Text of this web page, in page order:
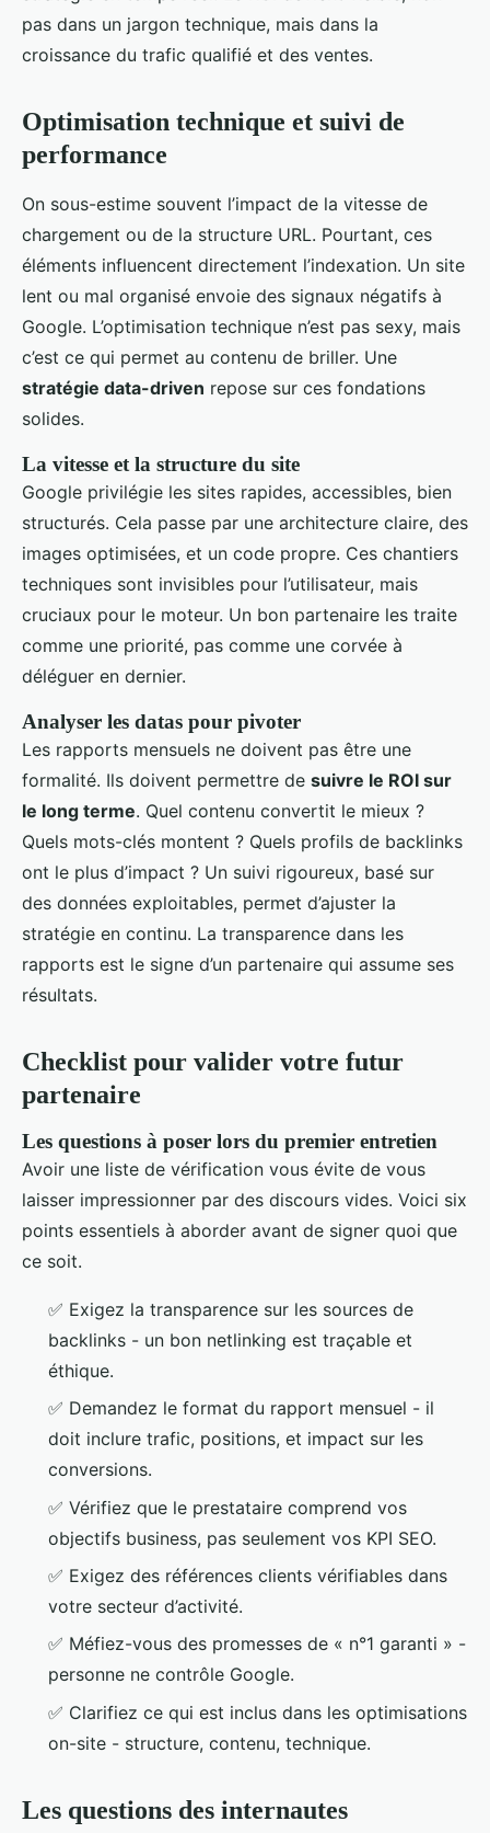
pas dans un jargon technique, mais dans la
croissance du trafic qualifié et des ventes.
Optimisation technique et suivi de
performance
On sous-estime souvent l’impact de la vitesse de
chargement ou de la structure URL. Pourtant, ces
éléments influencent directement l’indexation. Un site
lent ou mal organisé envoie des signaux négatifs à
Google. L’optimisation technique n’est pas sexy, mais
c’est ce qui permet au contenu de briller. Une
stratégie data-driven repose sur ces fondations
solides.
La vitesse et la structure du site
Google privilégie les sites rapides, accessibles, bien
structurés. Cela passe par une architecture claire, des
images optimisées, et un code propre. Ces chantiers
techniques sont invisibles pour l’utilisateur, mais
cruciaux pour le moteur. Un bon partenaire les traite
comme une priorité, pas comme une corvée à
déléguer en dernier.
Analyser les datas pour pivoter
Les rapports mensuels ne doivent pas être une
formalité. Ils doivent permettre de suivre le ROI sur
le long terme. Quel contenu convertit le mieux ?
Quels mots-clés montent ? Quels profils de backlinks
ont le plus d’impact ? Un suivi rigoureux, basé sur
des données exploitables, permet d’ajuster la
stratégie en continu. La transparence dans les
rapports est le signe d’un partenaire qui assume ses
résultats.
Checklist pour valider votre futur
partenaire
Les questions à poser lors du premier entretien
Avoir une liste de vérification vous évite de vous
laisser impressionner par des discours vides. Voici six
points essentiels à aborder avant de signer quoi que
ce soit.
✅ Exigez la transparence sur les sources de
backlinks - un bon netlinking est traçable et
éthique.
✅ Demandez le format du rapport mensuel - il
doit inclure trafic, positions, et impact sur les
conversions.
✅ Vérifiez que le prestataire comprend vos
objectifs business, pas seulement vos KPI SEO.
✅ Exigez des références clients vérifiables dans
votre secteur d’activité.
✅ Méfiez-vous des promesses de « n°1 garanti » -
personne ne contrôle Google.
✅ Clarifiez ce qui est inclus dans les optimisations
on-site - structure, contenu, technique.
Les questions des internautes